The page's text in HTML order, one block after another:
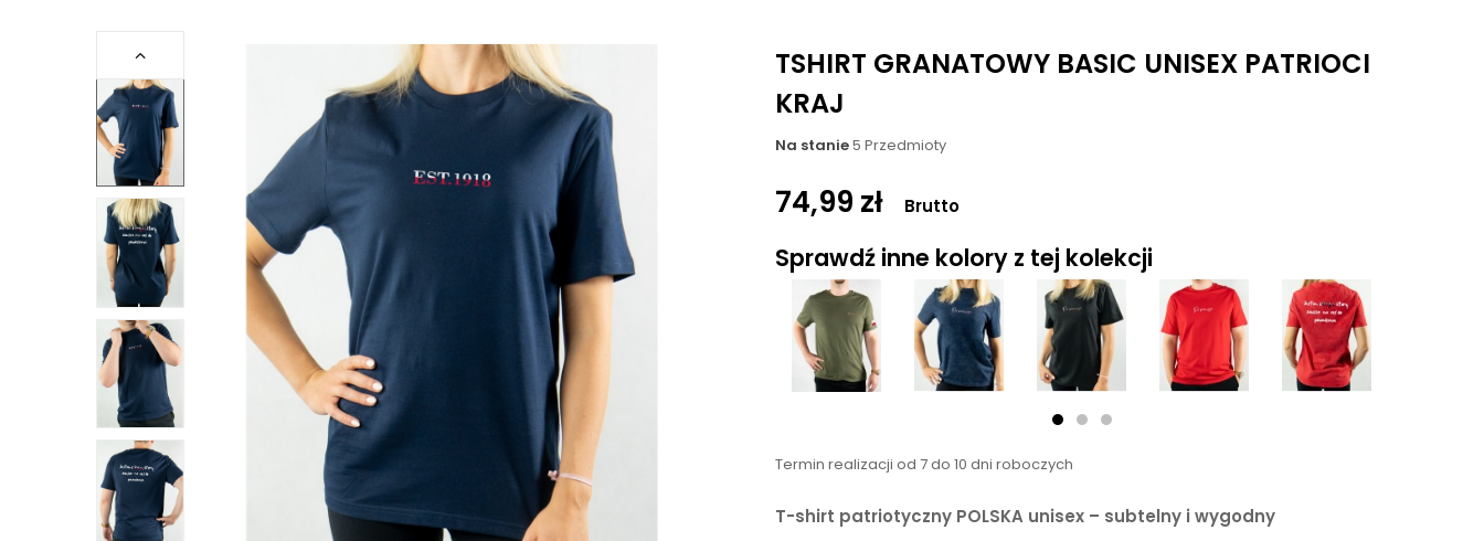
TSHIRT GRANATOWY BASIC UNISEX PATRIOCI
KRAJ
Na stanie5 Przedmioty
74,99 zł Brutto
Sprawdź inne kolory z tej kolekcji
Termin realizacji od 7 do 10 dni roboczych
T-shirt patriotyczny POLSKA unisex – subtelny i wygodny